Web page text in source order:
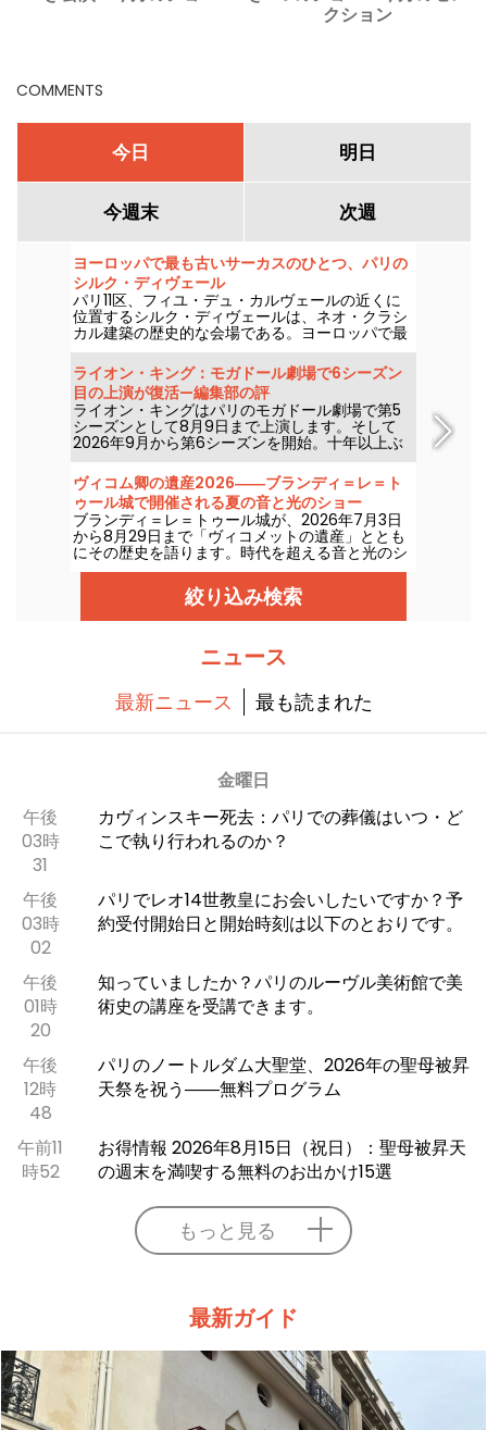
クション
COMMENTS
今日 明日
今週末 次週
ヨーロッパで最も古いサーカスのひとつ、パリの
シルク・ディヴェール
パリ11区、フィユ・デュ・カルヴェールの近くに
位置するシルク・ディヴェールは、ネオ・クラシ
カル建築の歴史的な会場である。ヨーロッパで最
も古い常設サーカスのひとつで、家族連れを楽し
ませるサーカス芸術を披露し続けている。
ライオン・キング：モガドール劇場で6シーズン
目の上演が復活—編集部の評
ライオン・キングはパリのモガドール劇場で第5
シーズンとして8月9日まで上演します。そして
2026年9月から第6シーズンを開始。十年以上ぶ
りとなるこのパリの劇場での公演再開です。現地
で観てきました。詳報します！
ヴィコム卿の遺産2026――ブランディ＝レ＝ト
ゥール城で開催される夏の音と光のショー
ブランディ＝レ＝トゥール城が、2026年7月3日
から8月29日まで「ヴィコメットの遺産」ととも
にその歴史を語ります。時代を超える音と光のシ
ョーで、この中世の城を新たに発見してくださ
い。私たちはその魅力を取材してきました。ここ
では、その一部をご紹介します。
絞り込み検索
ニュース
最新ニュース 最も読まれた
金曜日
午後
03時
31
カヴィンスキー死去：パリでの葬儀はいつ・ど
こで執り行われるのか？
午後
03時
02
パリでレオ14世教皇にお会いしたいですか？予
約受付開始日と開始時刻は以下のとおりです。
午後
01時
20
知っていましたか？パリのルーヴル美術館で美
術史の講座を受講できます。
午後
12時
48
パリのノートルダム大聖堂、2026年の聖母被昇
天祭を祝う――無料プログラム
午前11
時52
お得情報 2026年8月15日（祝日）：聖母被昇天
の週末を満喫する無料のお出かけ15選
もっと見る
最新ガイド